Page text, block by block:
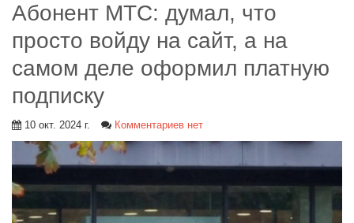
Абонент МТС: думал, что
просто войду на сайт, а на
самом деле оформил платную
подписку
10 окт. 2024 г. Комментариев нет